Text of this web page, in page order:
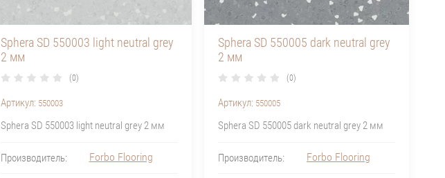
Sphera SD 550003 light neutral grey
2 мм
(0)
Артикул: 550003
Sphera SD 550003 light neutral grey 2 мм
Производитель: Forbo Flooring
Sphera SD 550005 dark neutral grey
2 мм
(0)
Артикул: 550005
Sphera SD 550005 dark neutral grey 2 мм
Производитель: Forbo Flooring